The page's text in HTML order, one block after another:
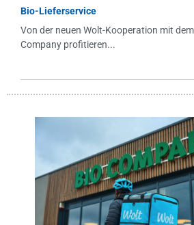
Bio-Lieferservice
Von der neuen Wolt-Kooperation mit
Company profitieren...